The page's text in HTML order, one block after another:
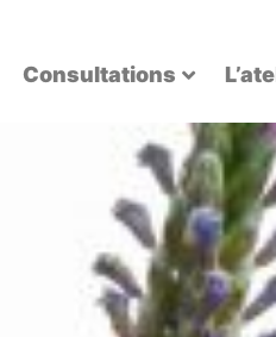
Consultations